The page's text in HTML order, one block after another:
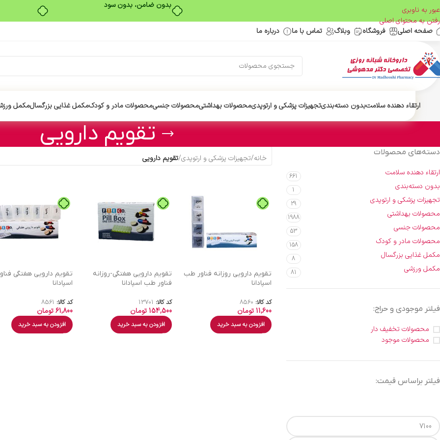
بدون ضامن، بدون سود
عبور به ناوبری
رفتن به محتوای اصلی
صفحه اصلی
فروشگاه وبلاگ تماس با ما درباره ما
ارتقاء دهنده سلامتبدون دسته‌بندیتجهیزات پزشکی و ارتوپدیمحصولات بهداشتیمحصولات جنسیمحصولات مادر و کودکمکمل غذایی بزرگسالمکمل
تقویم دارویی
دسته‌های محصولات
ارتقاء دهنده سلامت 661
بدون دسته‌بندی 1
تجهیزات پزشکی و ارتوپدی 29
محصولات بهداشتی 1988
محصولات جنسی 53
محصولات مادر و کودک 158
مکمل غذایی بزرگسال 8
مکمل ورزشی 81
فیلتر موجودی و حراج:
محصولات تخفیف دار
محصولات موجود
فیلتر براساس قیمت:
خانه/تجهیزات پزشکی و ارتوپدی/تقویم دارویی
تقویم دارویی روزانه فناور طب
اسپادانا
کد کالا: 8560
11,600 تومان
افزودن به سبد خرید
تقویم دارویی هفتگی-روزانه
فناور طب اسپادانا
کد کالا: 13701
154,500 تومان
افزودن به سبد خرید
تقویم دارویی هفتگی
اسپادانا
کد کالا: 8561
61,800 تومان
افزودن به سبد خرید